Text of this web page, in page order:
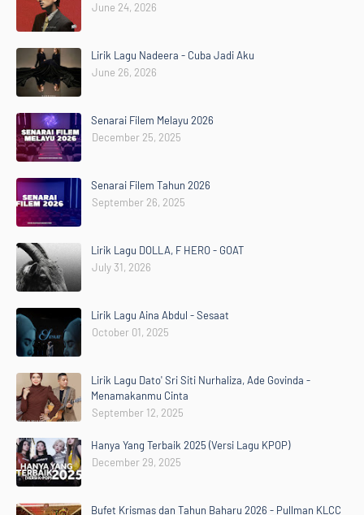
June 24, 2026
Lirik Lagu Nadeera - Cuba Jadi Aku
June 26, 2026
Senarai Filem Melayu 2026
December 25, 2025
Senarai Filem Tahun 2026
September 26, 2025
Lirik Lagu DOLLA, F HERO - GOAT
July 31, 2026
Lirik Lagu Aina Abdul - Sesaat
October 01, 2025
Lirik Lagu Dato' Sri Siti Nurhaliza, Ade Govinda -
Menamakanmu Cinta
September 12, 2025
Hanya Yang Terbaik 2025 (Versi Lagu KPOP)
December 29, 2025
Bufet Krismas dan Tahun Baharu 2026 - Pullman KLCC